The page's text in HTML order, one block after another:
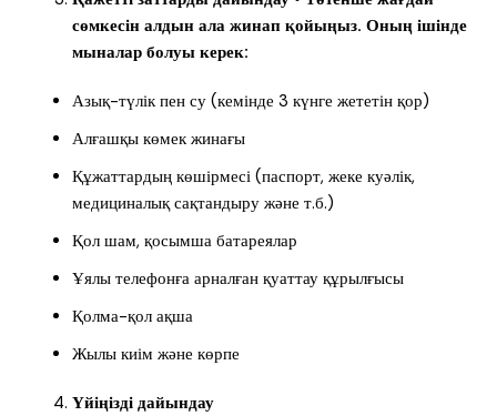
сөмкесін алдын ала жинап қойыңыз. Оның ішінде
мыналар болуы керек:
Азық-түлік пен су (кемінде 3 күнге жететін қор)
Алғашқы көмек жинағы
Құжаттардың көшірмесі (паспорт, жеке куәлік,
медициналық сақтандыру және т.б.)
Қол шам, қосымша батареялар
Ұялы телефонға арналған қуаттау құрылғысы
Қолма-қол ақша
Жылы киім және көрпе
Үйіңізді дайындау